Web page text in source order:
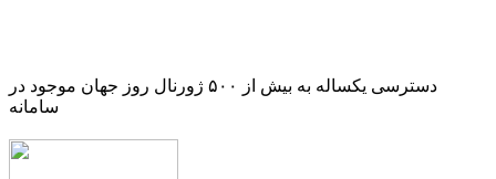
دسترسی یکساله به بیش از ۵۰۰ ژورنال روز جهان موجود در
سامانه